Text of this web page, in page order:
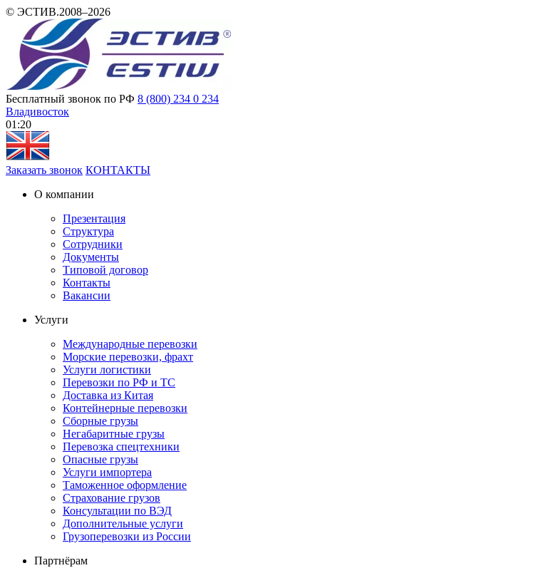
© ЭСТИВ.2008–2026
Бесплатный звонок по РФ 8 (800) 234 0 234
Владивосток
01 20
Заказать звонок КОНТАКТЫ
О компании
Презентация
Структура
Сотрудники
Документы
Типовой договор
Контакты
Вакансии
Услуги
Международные перевозки
Морские перевозки, фрахт
Услуги логистики
Перевозки по РФ и ТС
Доставка из Китая
Контейнерные перевозки
Сборные грузы
Негабаритные грузы
Перевозка спецтехники
Опасные грузы
Услуги импортера
Таможенное оформление
Страхование грузов
Консультации по ВЭД
Дополнительные услуги
Грузоперевозки из России
Партнёрам